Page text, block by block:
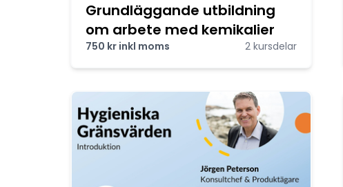
Grundläggande utbildning
om arbete med kemikalier
750 kr inkl moms 2 kursdelar